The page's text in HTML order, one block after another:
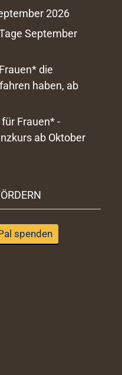
2026
September
die
haben, ab
Frauen* -
ab Oktober
spenden